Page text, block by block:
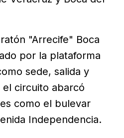
"Arrecife" Boca
por la plataforma
sede, salida y
el circuito abarcó
como el bulevar
Independencia.